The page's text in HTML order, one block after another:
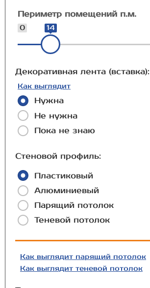
Периметр помещений п.м.
0 14
Декоративная лента (вставка):
Как выглядит
Нужна
Не нужна
Пока не знаю
Стеновой профиль:
Пластиковый
Алюминиевый
Парящий потолок
Теневой потолок
Как выглядит парящий потолок
Как выглядит теневой потолок